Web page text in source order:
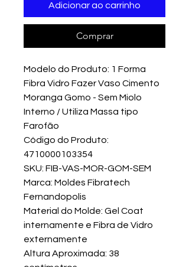
Adicionar ao carrinho
Comprar
Modelo do Produto: 1 Forma
Fibra Vidro Fazer Vaso Cimento
Moranga Gomo - Sem Miolo
Interno / Utiliza Massa tipo
Farofão
Código do Produto:
4710000103354
SKU: FIB-VAS-MOR-GOM-SEM
Marca: Moldes Fibratech
Fernandopolis
Material do Molde: Gel Coat
internamente e Fibra de Vidro
externamente
Altura Aproximada: 38